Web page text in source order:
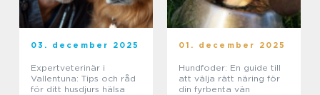
03. december 2025
Expertveterinär i
Vallentuna: Tips och råd
för ditt husdjurs hälsa
01. december 2025
Hundfoder: En guide till
att välja rätt näring för
din fyrbenta vän